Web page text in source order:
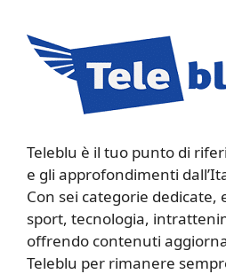
Teleblu è il tuo punto di
e gli approfondimenti
Con sei categorie dedicate,
sport, tecnologia,
offrendo contenuti
Teleblu per rimanere